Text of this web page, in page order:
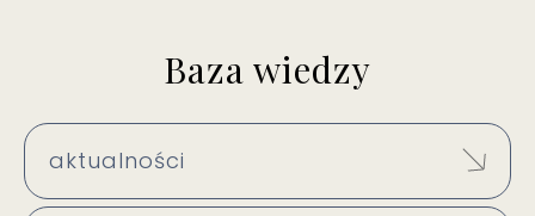
Baza wiedzy
aktualności